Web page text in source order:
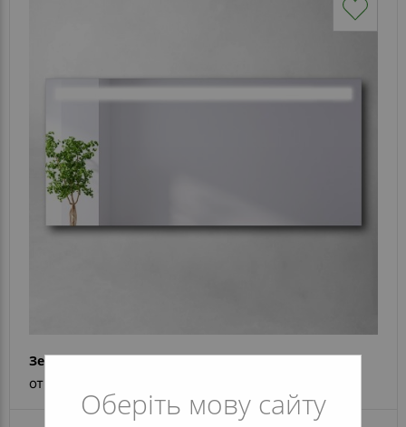
Оберіть мову сайту
Зеркало Alina
от 4 282 грн